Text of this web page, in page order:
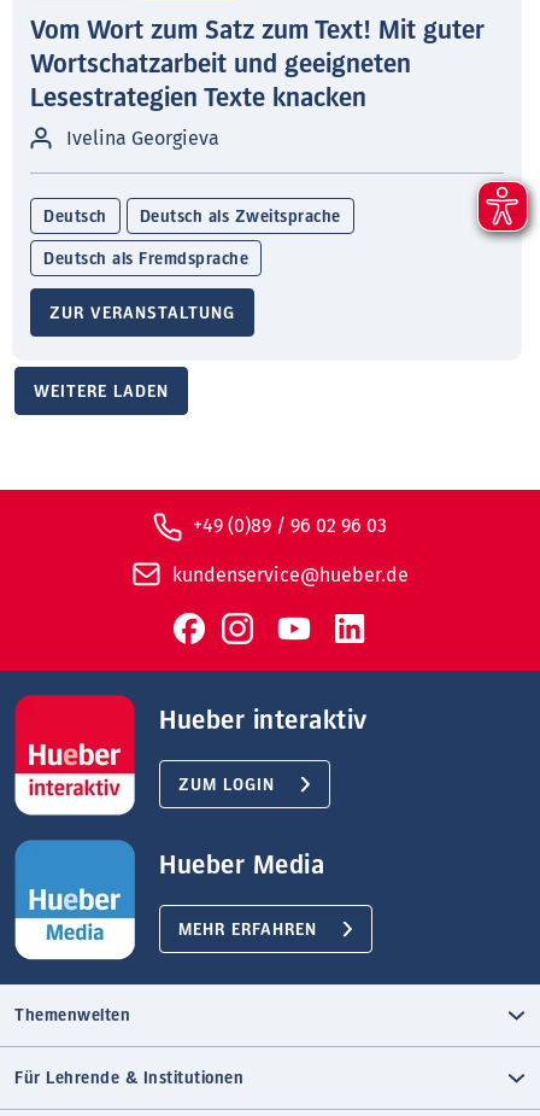
Vom Wort zum Satz zum Text! Mit guter
Wortschatzarbeit und geeigneten
Lesestrategien Texte knacken
Ivelina Georgieva
Deutsch Deutsch als Zweitsprache
Deutsch als Fremdsprache
ZUR VERANSTALTUNG
WEITERE LADEN
+49 (0)89 / 96 02 96 03
kundenservice@hueber.de
Hueber interaktiv
ZUM LOGIN
Hueber Media
MEHR ERFAHREN
Themenwelten
Für Lehrende & Institutionen